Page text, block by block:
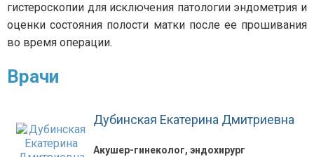
гистероскопии для исключения патологии эндометрия и
оценки состояния полости матки после ее прошивания
во время операции.
Врачи
Дубинская Екатерина Дмитриевна
Акушер-гинеколог, эндохирург